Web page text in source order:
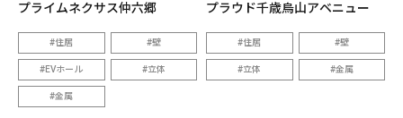
プライムネクサス仲六郷
住居 壁
EVホール 立体
金属
プラウド千歳烏山アベニュー
住居 壁
立体 金属